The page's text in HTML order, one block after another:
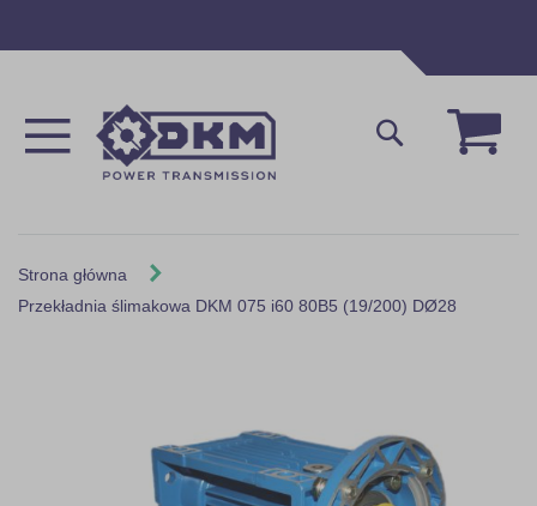
Mój
Szukaj
Strona główna
Przekładnia ślimakowa DKM 075 i60 80B5 (19/200) DØ28